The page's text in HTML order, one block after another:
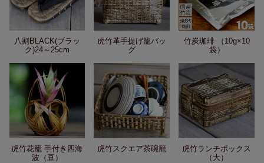
八割BLACK(ブラッ
ク)24～25cm
虎竹革手提げ籠バッ
グ
竹炭珈琲 （10g×10
袋）
虎竹花籠 手付き四海
波（豆）
虎竹スクエア茶碗籠
虎竹ランチボックス
（大）